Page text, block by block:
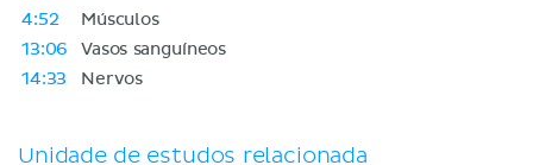
4:52
Músculos
13:06
Vasos sanguíneos
14:33
Nervos
Unidade de estudos relacionada